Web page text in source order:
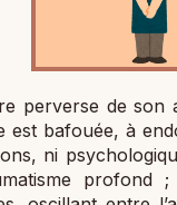
perverse de
est bafouée, à
ni
profond